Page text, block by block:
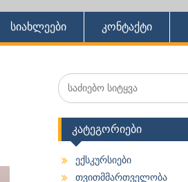
სიახლეები კონტაქტი
Search
for:
კატეგორიები
ექსკურსიები
თვითმმართველობა